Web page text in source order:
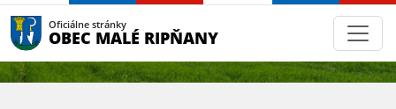
Oficiálne stránky
OBEC MALÉ RIPŇANY